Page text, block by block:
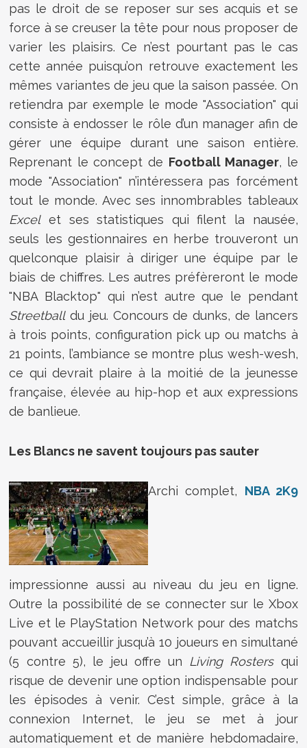
pas le droit de se reposer sur ses acquis et se
force à se creuser la tête pour nous proposer de
varier les plaisirs. Ce n’est pourtant pas le cas
cette année puisqu’on retrouve exactement les
mêmes variantes de jeu que la saison passée. On
retiendra par exemple le mode "Association" qui
consiste à endosser le rôle d’un manager afin de
gérer une équipe durant une saison entière.
Reprenant le concept de Football Manager, le
mode "Association" n’intéressera pas forcément
tout le monde. Avec ses innombrables tableaux
Excelet ses statistiques qui filent la nausée,
seuls les gestionnaires en herbe trouveront un
quelconque plaisir à diriger une équipe par le
biais de chiffres. Les autres préfèreront le mode
"NBA Blacktop" qui n’est autre que le pendant
Streetballdu jeu. Concours de dunks, de lancers
à trois points, configuration pick up ou matchs à
21 points, l’ambiance se montre plus wesh-wesh,
ce qui devrait plaire à la moitié de la jeunesse
française, élevée au hip-hop et aux expressions
de banlieue.
Les Blancs ne savent toujours pas sauter
Archi complet, NBA 2K9
impressionne aussi au niveau du jeu en ligne.
Outre la possibilité de se connecter sur le Xbox
Live et le PlayStation Network pour des matchs
pouvant accueillir jusqu’à 10 joueurs en simultané
(5 contre 5), le jeu offre un Living Rostersqui
risque de devenir une option indispensable pour
les épisodes à venir. C’est simple, grâce à la
connexion Internet, le jeu se met à jour
automatiquement et de manière hebdomadaire,